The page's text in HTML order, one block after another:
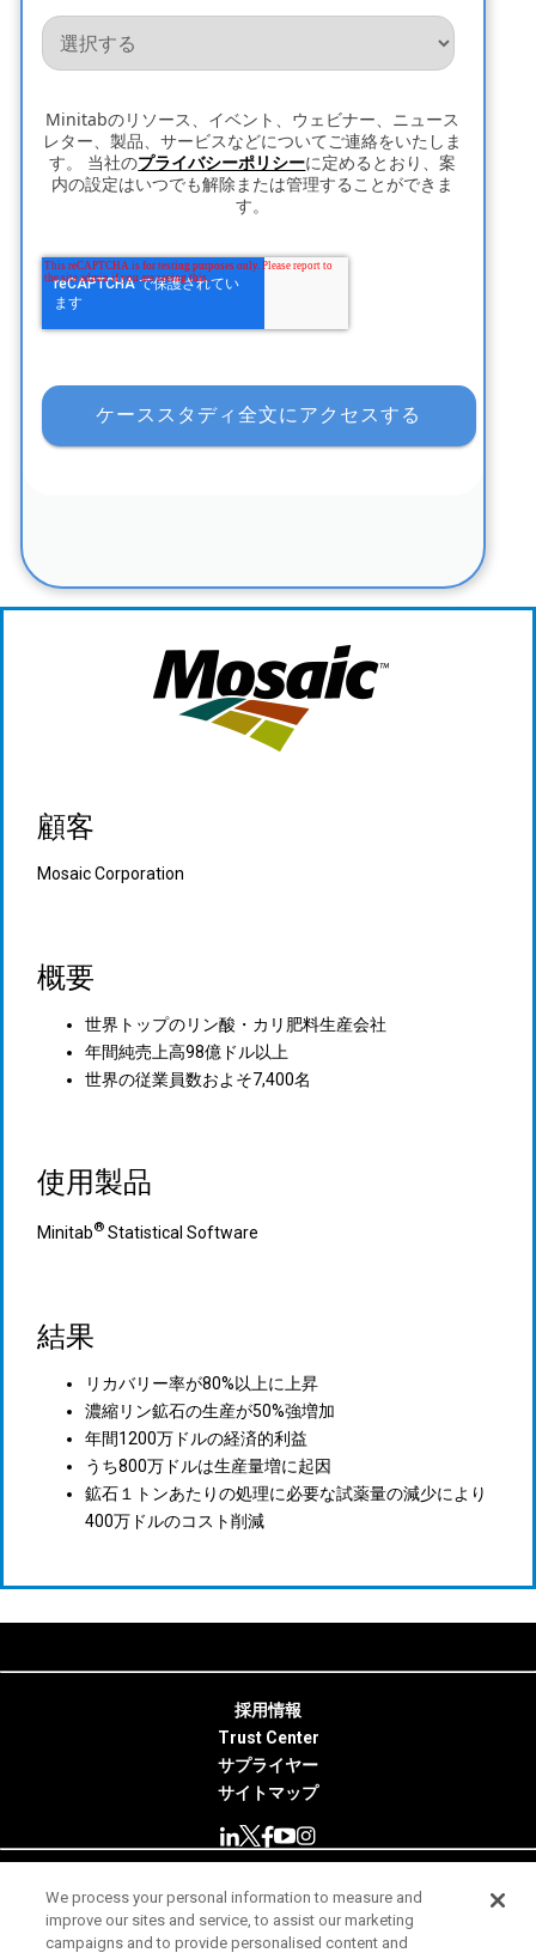
Minitabのリソース、イベント、ウェビナー、ニュース
レター、製品、サービスなどについてご連絡をいたしま
す。 当社のプライバシーポリシーに定めるとおり、案
内の設定はいつでも解除または管理することができま
す。
顧客
Mosaic Corporation
概要
世界トップのリン酸・カリ肥料生産会社
年間純売上高98億ドル以上
世界の従業員数およそ7,400名
使用製品
Minitab® Statistical Software
結果
リカバリー率が80%以上に上昇
濃縮リン鉱石の生産が50%強増加
年間1200万ドルの経済的利益
うち800万ドルは生産量増に起因
鉱石１トンあたりの処理に必要な試薬量の減少により
400万ドルのコスト削減
採用情報
Trust Center
サプライヤー
サイトマップ
© 2026 Minitab, LLC. All Rights Reserved.
We process your personal information to measure and
improve our sites and service, to assist our marketing
campaigns and to provide personalised content and